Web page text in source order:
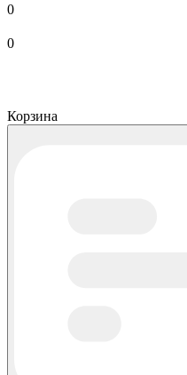
0
0
Корзина